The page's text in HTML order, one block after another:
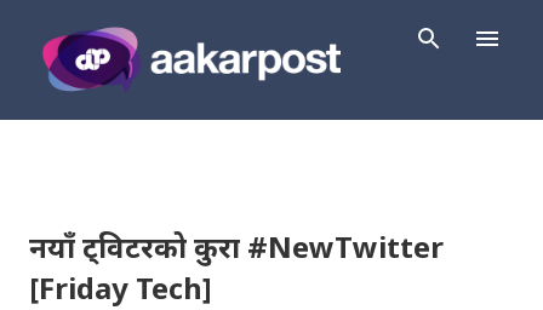
नयाँ ट्विटरको कुरा #NewTwitter
[Friday Tech]